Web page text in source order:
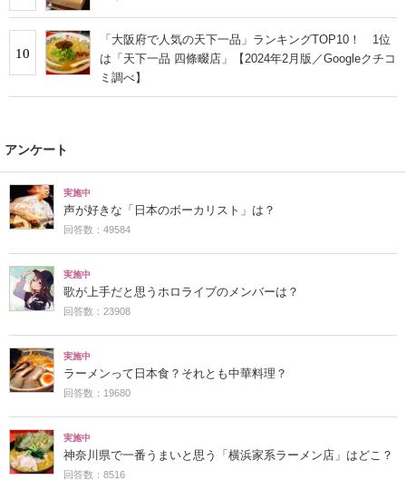
10
「大阪府で人気の天下一品」ランキングTOP10！ 1位
は「天下一品 四條畷店」【2024年2月版／Googleクチコ
ミ調べ】
アンケート
実施中
声が好きな「日本のボーカリスト」は？
回答数：49584
実施中
歌が上手だと思うホロライブのメンバーは？
回答数：23908
実施中
ラーメンって日本食？それとも中華料理？
回答数：19680
実施中
神奈川県で一番うまいと思う「横浜家系ラーメン店」はどこ？
回答数：8516